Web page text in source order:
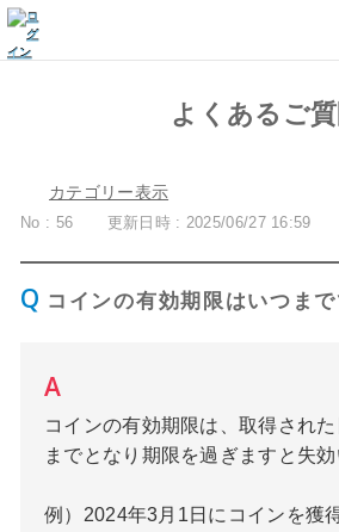
よくあるご質
カテゴリー表示
No : 56 更新日時 : 2025/06/27 16:59
コインの有効期限はいつまで
コインの有効期限は、取得され
までとなり期限を過ぎますと失効
例）2024年3月1日にコインを獲